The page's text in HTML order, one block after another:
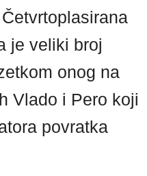
je veliki broj
onog na
Vlado i Pero koji
povratka